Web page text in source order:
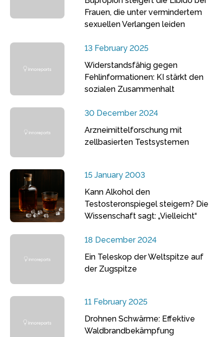
Frauen, die unter vermindertem
sexuellen Verlangen leiden
13 February 2025
Widerstandsfähig gegen
Fehlinformationen: KI stärkt den
sozialen Zusammenhalt
30 December 2024
Arzneimittelforschung mit
zellbasierten Testsystemen
15 January 2003
Kann Alkohol den
Testosteronspiegel steigern? Die
Wissenschaft sagt: „Vielleicht“
18 December 2024
Ein Teleskop der Weltspitze auf
der Zugspitze
11 February 2025
Drohnen Schwärme: Effektive
Waldbrandbekämpfung